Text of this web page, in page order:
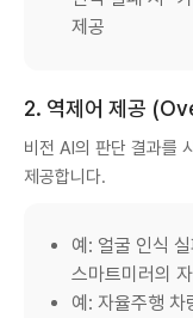
제공
2. 역제어 제공
비전 AI의 판단 결과를
제공합니다.
예: 얼굴 인식
스마트미러의
예: 자율주행 차